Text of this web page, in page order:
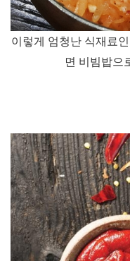
이렇게 엄청난 식재료
면 비빔밥으